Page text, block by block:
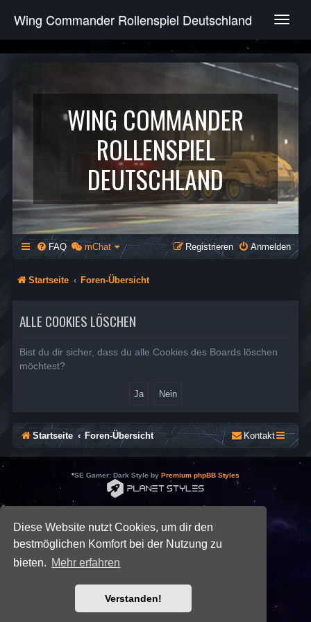
Diese Website nutzt Cookies, um dir den
bestmöglichen Komfort bei der Nutzung zu
bieten. Mehr erfahren
Verstanden!
T
g
e
v
g
a
t
i
o
n
Wing Commander Rollenspiel Deutschland
WING COMMANDER
ROLLENSPIEL
DEUTSCHLAND
FAQ mChat Anmelden
Registrieren
Startseite Foren-Übersicht
ALLE COOKIES LÖSCHEN
Bist du dir sicher, dass du alle Cookies des Boards löschen
möchtest?
Startseite Foren-Übersicht Kontakt
*SE Gamer: Dark Style by Premium phpBB Styles
Deutsche Übersetzung durchphpBB.de